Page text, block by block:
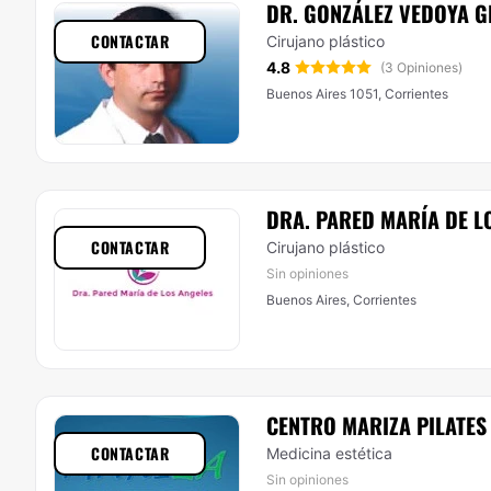
DR. GONZÁLEZ VEDOYA
Cirujano plástico
4.8
(3 Opiniones)
Buenos Aires 1051, Corrientes
CONTACTAR
DRA. PARED MARÍA DE
Cirujano plástico
Sin opiniones
Buenos Aires, Corrientes
CONTACTAR
CENTRO MARIZA PILATES
Medicina estética
Sin opiniones
CONTACTAR